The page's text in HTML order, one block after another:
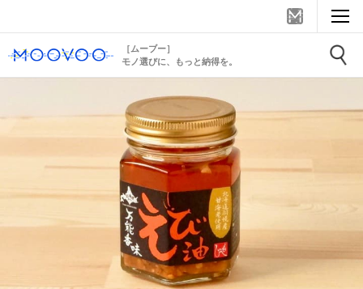
［ムーブー］
モノ選びに、もっと納得を。